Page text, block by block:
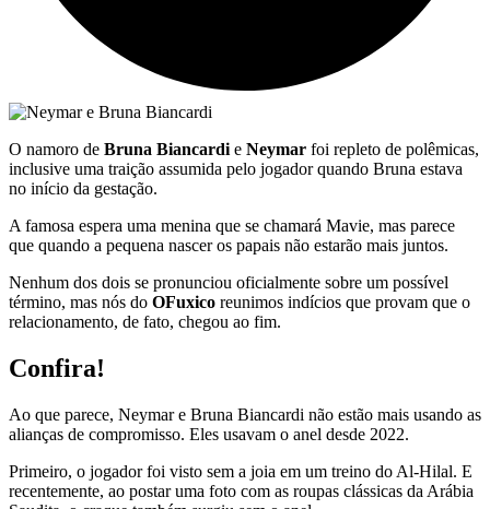
O namoro de Bruna Biancardi e Neymar foi repleto de polêmicas,
inclusive uma traição assumida pelo jogador quando Bruna estava
no início da gestação.
A famosa espera uma menina que se chamará Mavie, mas parece
que quando a pequena nascer os papais não estarão mais juntos.
Nenhum dos dois se pronunciou oficialmente sobre um possível
término, mas nós do OFuxico reunimos indícios que provam que o
relacionamento, de fato, chegou ao fim.
Confira!
Ao que parece, Neymar e Bruna Biancardi não estão mais usando as
alianças de compromisso. Eles usavam o anel desde 2022.
Primeiro, o jogador foi visto sem a joia em um treino do Al-Hilal. E
recentemente, ao postar uma foto com as roupas clássicas da Arábia